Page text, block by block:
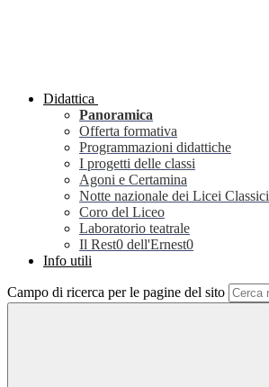
Didattica
Panoramica
Offerta formativa
Programmazioni didattiche
I progetti delle classi
Agoni e Certamina
Notte nazionale dei Licei Classici
Coro del Liceo
Laboratorio teatrale
Il Rest0 dell'Ernest0
Info utili
Campo di ricerca per le pagine del sito